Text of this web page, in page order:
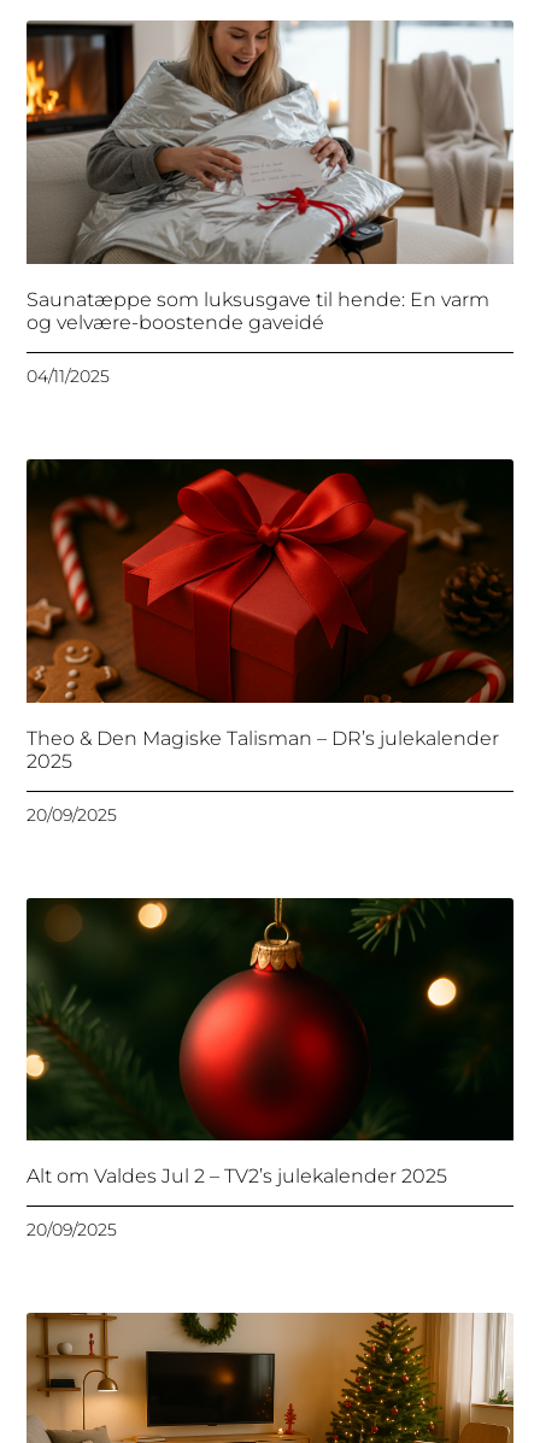
Saunatæppe som luksusgave til hende: En varm
og velvære-boostende gaveidé
04/11/2025
Theo & Den Magiske Talisman – DR’s julekalender
2025
20/09/2025
Alt om Valdes Jul 2 – TV2’s julekalender 2025
20/09/2025